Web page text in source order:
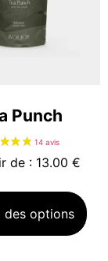
Punch
de : 13.00 €
des options